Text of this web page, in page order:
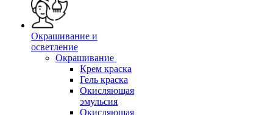
Окрашивание и
осветление
Окрашивание
Крем краска
Гель краска
Окисляющая
эмульсия
Окисляющая